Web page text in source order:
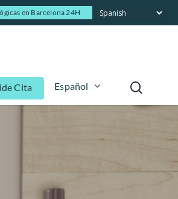
en Barcelona 24H
Cita Español